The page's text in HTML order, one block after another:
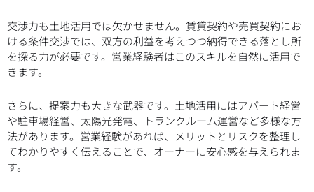
交渉力も土地活用では欠かせません。賃貸契約や売買契約にお
ける条件交渉では、双方の利益を考えつつ納得できる落とし所
を探る力が必要です。営業経験者はこのスキルを自然に活用で
きます。
さらに、提案力も大きな武器です。土地活用にはアパート経営
や駐車場経営、太陽光発電、トランクルーム運営など多様な方
法があります。営業経験があれば、メリットとリスクを整理し
てわかりやすく伝えることで、オーナーに安心感を与えられま
す。